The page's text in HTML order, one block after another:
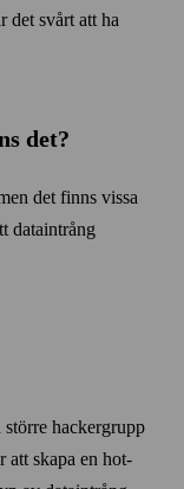
det svårt att ha
det?
det finns vissa
data­intrång
hacker­grupp
att skapa en hot­